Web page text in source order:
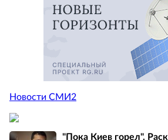
Новости СМИ2
"Пока Киев горел".